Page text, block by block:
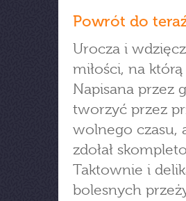
Powrót do
Urocza i
miłości, na
Napisana przez
tworzyć przez
wolnego czasu,
zdołał
Taktownie i
bolesnych